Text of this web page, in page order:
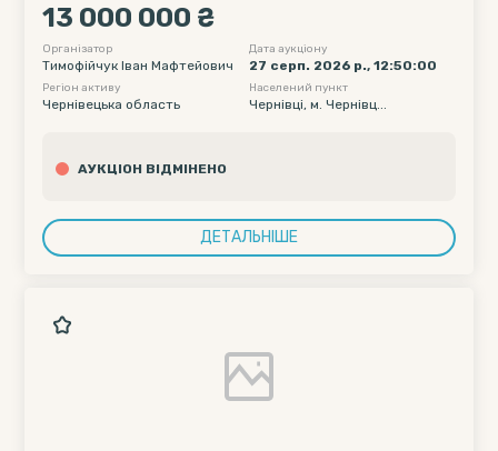
13 000 000 ₴
Організатор
Тимофійчук Іван Мафтейович
Дата аукціону
27 серп. 2026 р., 12:50:00
Регіон активу
Чернівецька область
Населений пункт
Чернівці, м. Чернівц...
АУКЦІОН ВІДМІНЕНО
ДЕТАЛЬНІШЕ